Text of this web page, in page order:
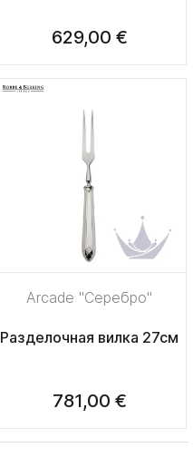
629,00 €
Arcade "Серебро"
Разделочная вилка 27см
781,00 €